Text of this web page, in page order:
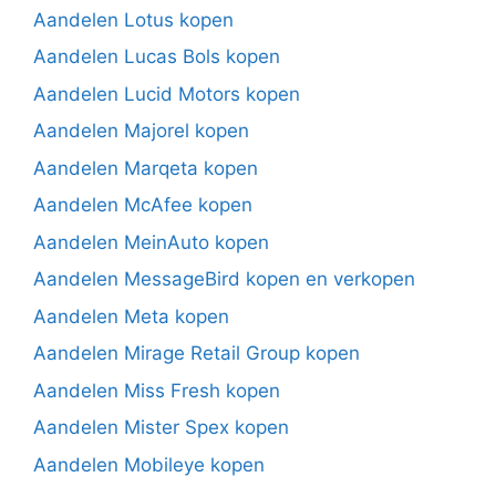
Aandelen Lotus kopen
Aandelen Lucas Bols kopen
Aandelen Lucid Motors kopen
Aandelen Majorel kopen
Aandelen Marqeta kopen
Aandelen McAfee kopen
Aandelen MeinAuto kopen
Aandelen MessageBird kopen en verkopen
Aandelen Meta kopen
Aandelen Mirage Retail Group kopen
Aandelen Miss Fresh kopen
Aandelen Mister Spex kopen
Aandelen Mobileye kopen